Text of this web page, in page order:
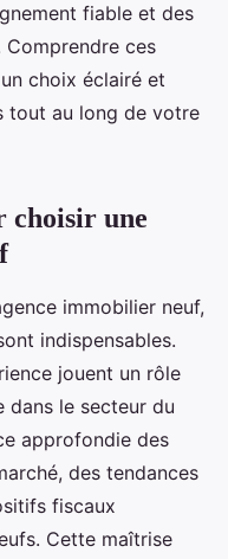
fiable et des
ces
choix éclairé et
tout au long de votre
choisir une
immobilier neuf,
indispensables.
jouent un rôle
dans le secteur du
approfondie des
des tendances
fiscaux
Cette maîtrise